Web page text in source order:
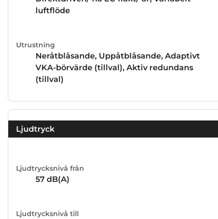
luftflöde
Utrustning
Neråtblåsande, Uppåtblåsande, Adaptivt
VKA-börvärde (tillval), Aktiv redundans
(tillval)
Ljudtryck
Ljudtrycksnivå från
57 dB(A)
Ljudtrycksnivå till